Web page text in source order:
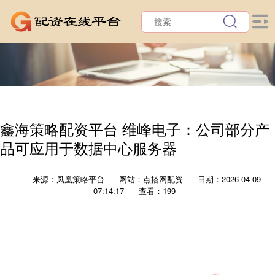
鑫海策略配资平台 维峰电子：公司部分产
品可应用于数据中心服务器
来源：凤凰策略平台 网站：点搭网配资
日期：2026-04-09
07:14:17
查看：199